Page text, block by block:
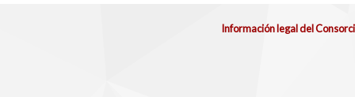
Información legal del